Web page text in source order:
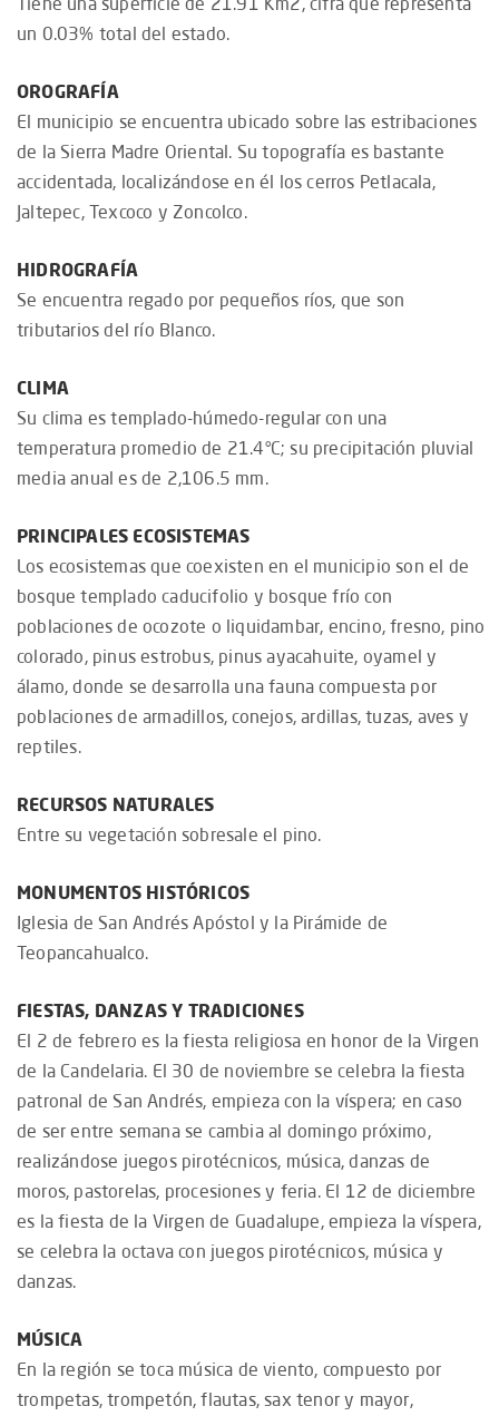
Tiene una superficie de 21.91 Km2, cifra que representa
un 0.03% total del estado.
OROGRAFÍA
El municipio se encuentra ubicado sobre las estribaciones
de la Sierra Madre Oriental. Su topografía es bastante
accidentada, localizándose en él los cerros Petlacala,
Jaltepec, Texcoco y Zoncolco.
HIDROGRAFÍA
Se encuentra regado por pequeños ríos, que son
tributarios del río Blanco.
CLIMA
Su clima es templado-húmedo-regular con una
temperatura promedio de 21.4°C; su precipitación pluvial
media anual es de 2,106.5 mm.
PRINCIPALES ECOSISTEMAS
Los ecosistemas que coexisten en el municipio son el de
bosque templado caducifolio y bosque frío con
poblaciones de ocozote o liquidambar, encino, fresno, pino
colorado, pinus estrobus, pinus ayacahuite, oyamel y
álamo, donde se desarrolla una fauna compuesta por
poblaciones de armadillos, conejos, ardillas, tuzas, aves y
reptiles.
RECURSOS NATURALES
Entre su vegetación sobresale el pino.
MONUMENTOS HISTÓRICOS
Iglesia de San Andrés Apóstol y la Pirámide de
Teopancahualco.
FIESTAS, DANZAS Y TRADICIONES
El 2 de febrero es la fiesta religiosa en honor de la Virgen
de la Candelaria. El 30 de noviembre se celebra la fiesta
patronal de San Andrés, empieza con la víspera; en caso
de ser entre semana se cambia al domingo próximo,
realizándose juegos pirotécnicos, música, danzas de
moros, pastorelas, procesiones y feria. El 12 de diciembre
es la fiesta de la Virgen de Guadalupe, empieza la víspera,
se celebra la octava con juegos pirotécnicos, música y
danzas.
MÚSICA
En la región se toca música de viento, compuesto por
trompetas, trompetón, flautas, sax tenor y mayor,